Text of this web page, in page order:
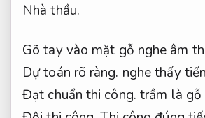
Nhà thầu.
Gõ tay vào mặt gỗ nghe âm
Dự toán rõ ràng. nghe thấy
Đạt chuẩn thi công. trầm là gỗ